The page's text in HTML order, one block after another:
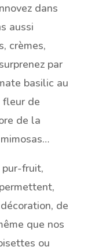
dans
aussi
crèmes,
par
basilic au
fleur de
de la
pur-fruit,
de
que nos
ou